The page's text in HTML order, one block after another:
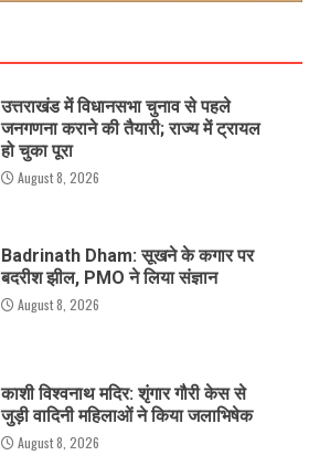
उत्तराखंड में विधानसभा चुनाव से पहले
जनगणना कराने की तैयारी; राज्य में ट्रायल
हो चुका पूरा
August 8, 2026
Badrinath Dham: सूखने के कगार पर
बदरीश झील, PMO ने लिया संज्ञान
August 8, 2026
काशी विश्वनाथ मदिर: शृंगार गौरी केस से
जुड़ी वादिनी महिलाओं ने किया जलाभिषेक
August 8, 2026